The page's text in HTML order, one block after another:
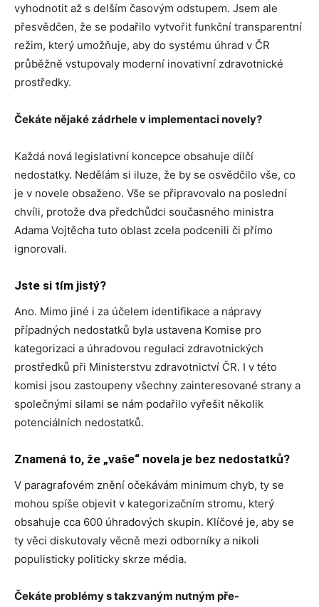
vyhodnotit až s delším časovým odstupem. Jsem ale
přesvědčen, že se podařilo vytvořit funkční transparentní
režim, který umožňuje, aby do systému úhrad v ČR
průběžně vstupovaly moderní inovativní zdravotnické
prostředky.
Čekáte nějaké zádrhele v implementaci novely?
Každá nová legislativní koncepce obsahuje dílčí
nedostatky. Nedělám si iluze, že by se osvědčilo vše, co
je v novele obsaženo. Vše se připravovalo na poslední
chvíli, protože dva předchůdci současného ministra
Adama Vojtěcha tuto oblast zcela podcenili či přímo
ignorovali.
Jste si tím jistý?
Ano. Mimo jiné i za účelem identifikace a nápravy
případných nedostatků byla ustavena Komise pro
kategorizaci a úhradovou regulaci zdravotnických
prostředků při Ministerstvu zdravotnictví ČR. I v této
komisi jsou zastoupeny všechny zainteresované strany a
společnými silami se nám podařilo vyřešit několik
potenciálních nedostatků.
Znamená to, že „vaše“ novela je bez nedostatků?
V paragrafovém znění očekávám minimum chyb, ty se
mohou spíše objevit v kategorizačním stromu, který
obsahuje cca 600 úhradových skupin. Klíčové je, aby se
ty věci diskutovaly věcně mezi odborníky a nikoli
populisticky politicky skrze média.
Čekáte problémy s takzvaným nutným pře-